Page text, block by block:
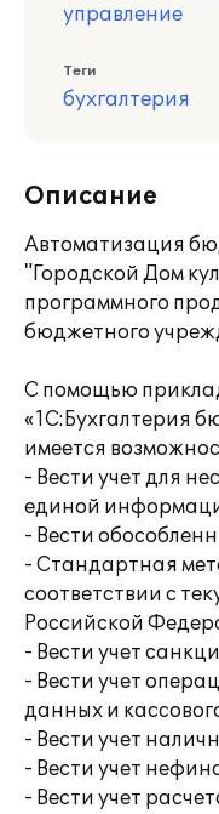
управление
Теги
бухгалтерия
Описание
Автоматизация
"Городской Дом
программного
бюджетного
С помощью
«1С:Бухгалтерия
имеется
- Вести учет для
единой
- Вести
- Стандартная
соответствии с
Российской
- Вести учет
- Вести учет
данных и
- Вести учет
- Вести учет
- Вести учет